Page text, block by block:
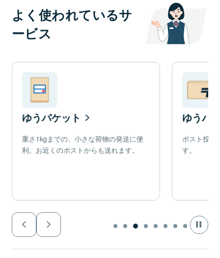
よく使われているサ
ービス
ゆうパケット
重さ1kgまでの、小さな荷物の発送に便
利。お近くのポストからも送れます。
ゆうパ
ポスト投函
す。